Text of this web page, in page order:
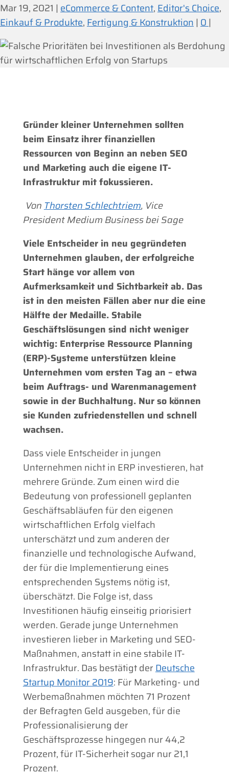
Mar 19, 2021 | eCommerce & Content, Editor's Choice,
Einkauf & Produkte, Fertigung & Konstruktion | 0 |
Gründer kleiner Unternehmen sollten
beim Einsatz ihrer finanziellen
Ressourcen von Beginn an neben SEO
und Marketing auch die eigene IT-
Infrastruktur mit fokussieren.
Von Thorsten Schlechtriem, Vice
President Medium Business bei Sage
Viele Entscheider in neu gegründeten
Unternehmen glauben, der erfolgreiche
Start hänge vor allem von
Aufmerksamkeit und Sichtbarkeit ab. Das
ist in den meisten Fällen aber nur die eine
Hälfte der Medaille. Stabile
Geschäftslösungen sind nicht weniger
wichtig: Enterprise Ressource Planning
(ERP)-Systeme unterstützen kleine
Unternehmen vom ersten Tag an – etwa
beim Auftrags- und Warenmanagement
sowie in der Buchhaltung. Nur so können
sie Kunden zufriedenstellen und schnell
wachsen.
Dass viele Entscheider in jungen
Unternehmen nicht in ERP investieren, hat
mehrere Gründe. Zum einen wird die
Bedeutung von professionell geplanten
Geschäftsabläufen für den eigenen
wirtschaftlichen Erfolg vielfach
unterschätzt und zum anderen der
finanzielle und technologische Aufwand,
der für die Implementierung eines
entsprechenden Systems nötig ist,
überschätzt. Die Folge ist, dass
Investitionen häufig einseitig priorisiert
werden. Gerade junge Unternehmen
investieren lieber in Marketing und SEO-
Maßnahmen, anstatt in eine stabile IT-
Infrastruktur. Das bestätigt der Deutsche
Startup Monitor 2019: Für Marketing- und
Werbemaßnahmen möchten 71 Prozent
der Befragten Geld ausgeben, für die
Professionalisierung der
Geschäftsprozesse hingegen nur 44,2
Prozent, für IT-Sicherheit sogar nur 21,1
Prozent.